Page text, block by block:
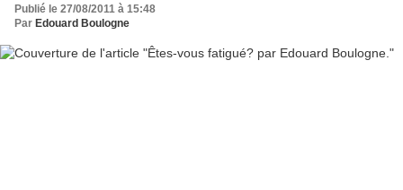
Publié le 27/08/2011 à 15:48
Par Edouard Boulogne